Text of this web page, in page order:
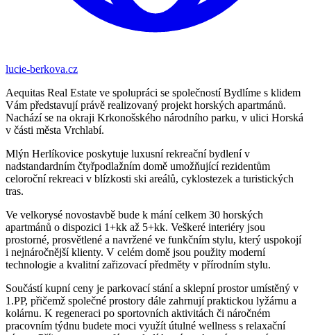
lucie-berkova.cz
Aequitas Real Estate ve spolupráci se společností Bydlíme s klidem
Vám představují právě realizovaný projekt horských apartmánů.
Nachází se na okraji Krkonošského národního parku, v ulici Horská
v části města Vrchlabí.
Mlýn Herlíkovice poskytuje luxusní rekreační bydlení v
nadstandardním čtyřpodlažním domě umožňující rezidentům
celoroční rekreaci v blízkosti ski areálů, cyklostezek a turistických
tras.
Ve velkorysé novostavbě bude k mání celkem 30 horských
apartmánů o dispozici 1+kk až 5+kk. Veškeré interiéry jsou
prostorné, prosvětlené a navržené ve funkčním stylu, který uspokojí
i nejnáročnější klienty. V celém domě jsou použity moderní
technologie a kvalitní zařizovací předměty v přírodním stylu.
Součástí kupní ceny je parkovací stání a sklepní prostor umístěný v
1.PP, přičemž společné prostory dále zahrnují praktickou lyžárnu a
kolárnu. K regeneraci po sportovních aktivitách či náročném
pracovním týdnu budete moci využít útulné wellness s relaxační